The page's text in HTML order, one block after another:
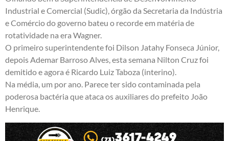
Industrial e Comercial (Sudic), órgão da Secretaria da Indústria
e Comércio do governo bateu o recorde em matéria de
rotatividade na era Wagner.
O primeiro superintendente foi Dilson Jatahy Fonseca Júnior,
depois Ademar Barroso Alves, esta semana Nilton Cruz foi
demitido e agora é Ricardo Luiz Taboza (interino).
Na média, um por ano. Parece ter sido contaminada pela
poderosa bactéria que ataca os auxiliares do prefeito João
Henrique.